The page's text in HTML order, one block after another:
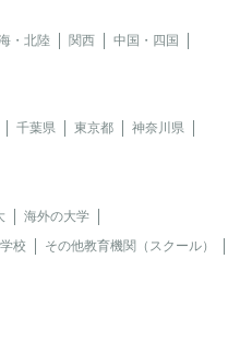
・北陸 関西
中国・四国
千葉県 東京都
神奈川県
海外の大学
校
その他教育機関（スクール）